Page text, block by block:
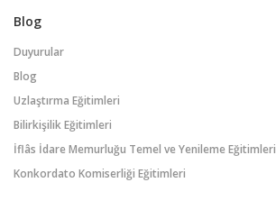
Blog
Duyurular
Blog
Uzlaştırma Eğitimleri
Bilirkişilik Eğitimleri
İflâs İdare Memurluğu Temel ve Yenileme Eğitimleri
Konkordato Komiserliği Eğitimleri